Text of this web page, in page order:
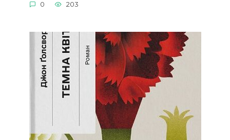
0 203